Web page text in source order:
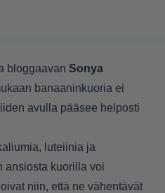
bloggaavan Sonya
banaaninkuoria ei
avulla pääsee helposti
luteiinia ja
ansiosta kuorilla voi
niin, että ne vähentävät